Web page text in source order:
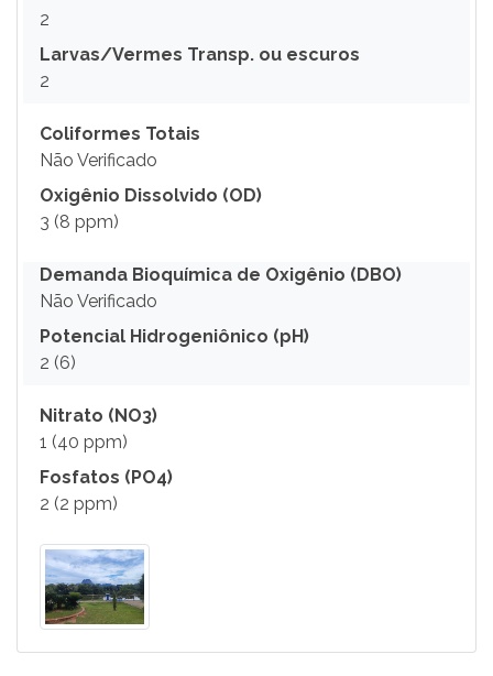
2
Larvas/Vermes Transp. ou escuros
2
Coliformes Totais
Não Verificado
Oxigênio Dissolvido (OD)
3 (8 ppm)
Demanda Bioquímica de Oxigênio (DBO)
Não Verificado
Potencial Hidrogeniônico (pH)
2 (6)
Nitrato (NO3)
1 (40 ppm)
Fosfatos (PO4)
2 (2 ppm)